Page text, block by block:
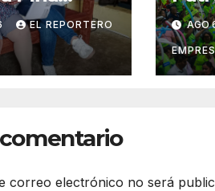
la
de
de
EL REPORTERO AGO
correo electrónico no será